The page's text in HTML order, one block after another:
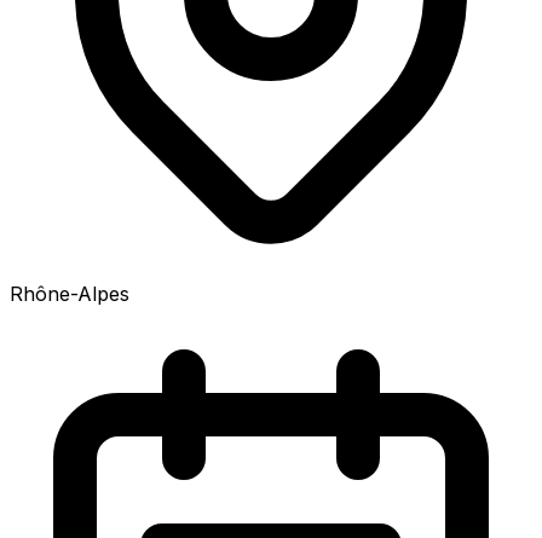
Rhône-Alpes